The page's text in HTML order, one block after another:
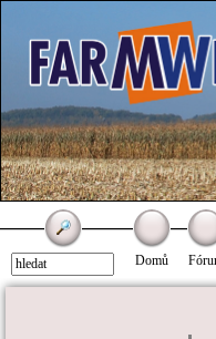
Domů